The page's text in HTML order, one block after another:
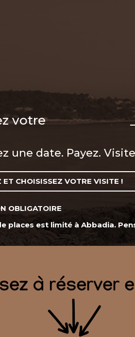
votre
une date. Payez.
ET CHOISISSEZ VOTRE VISITE !
OBLIGATOIRE
places est limité à Abbadia.